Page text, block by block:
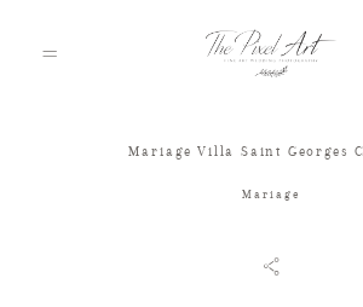
Mariage Villa Saint Georges
Mariage